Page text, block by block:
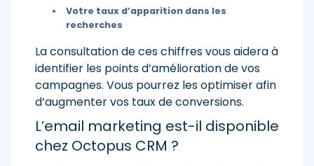
Votre taux d’apparition dans les
recherches
La consultation de ces chiffres vous aidera à
identifier les points d’amélioration de vos
campagnes. Vous pourrez les optimiser afin
d’augmenter vos taux de conversions.
L’email marketing est-il disponible
chez Octopus CRM ?